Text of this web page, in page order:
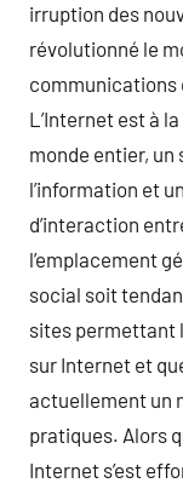
irruption des
révolutionné le
communications
L’Internet est à
monde entier, un
l’information et
d’interaction
l’emplacement
social soit
sites permettant
sur Internet et
actuellement un
pratiques. Alors
Internet s’est